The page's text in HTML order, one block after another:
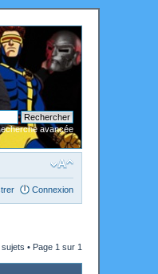
avancée
Connexion
sujets • Page 1 sur 1